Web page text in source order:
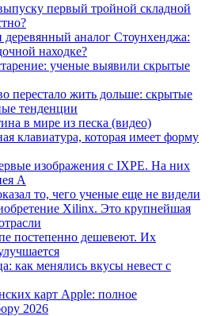
первый тройной складной
аналог Стоунхенджа:
находке?
ученые выявили скрытые
перестало жить дольше: скрытые
тенденции
в мире из песка (видео)
клавиатура, которая имеет форму
изображения с IXPE. На них
А
то, чего ученые еще не видели
Xilinx. Это крупнейшая
постепенно дешевеют. Их
как менялись вкусы невест с
карт Apple: полное
2026